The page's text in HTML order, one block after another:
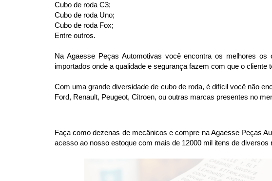
Cubo de roda C3;
Cubo de roda Uno;
Cubo de roda Fox;
Entre outros.
Na Agaesse Peças Automotivas você encontra os melhores
importados onde a qualidade e segurança fazem com que o
Com uma grande diversidade de cubo de roda, é difícil você não
Ford, Renault, Peugeot, Citroen, ou outras marcas presentes no
Faça como dezenas de mecânicos e compre na Agaesse Peças
acesso ao nosso estoque com mais de 12000 mil itens de